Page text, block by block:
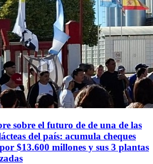
sobre el futuro de de una de las
del país: acumula cheques
$13.600 millones y sus 3 plantas